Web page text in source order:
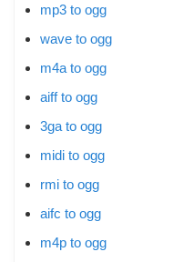
mp3 to ogg
wave to ogg
m4a to ogg
aiff to ogg
3ga to ogg
midi to ogg
rmi to ogg
aifc to ogg
m4p to ogg